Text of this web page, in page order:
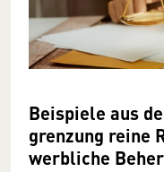
Bei­spiele aus
grenzung reine
werbliche